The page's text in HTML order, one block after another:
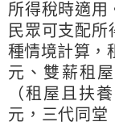
所得稅時適用
民眾可支配所
種情境計算，
元、雙薪租
（租屋且扶
元，三代同堂